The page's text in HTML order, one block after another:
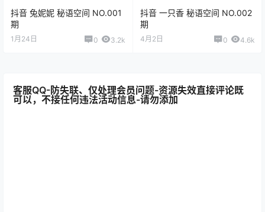
抖音 兔妮妮 秘语空间 NO.001
期
1月24日 0 3.2k
抖音 一只香 秘语空间 NO.002
期
4月2日 0 4.6k
客服QQ-防失联、仅处理会员问题-资源失效直接评论既
可以，不接任何违法活动信息-请勿添加